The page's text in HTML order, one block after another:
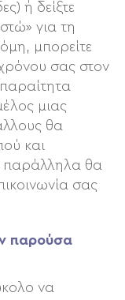
ή δείξτε
για τη
μπορείτε
σας στον
μιας
θα
και
παράλληλα θα
σας
παρούσα
να